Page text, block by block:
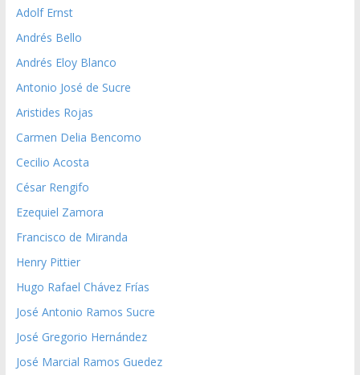
Adolf Ernst
Andrés Bello
Andrés Eloy Blanco
Antonio José de Sucre
Aristides Rojas
Carmen Delia Bencomo
Cecilio Acosta
César Rengifo
Ezequiel Zamora
Francisco de Miranda
Henry Pittier
Hugo Rafael Chávez Frías
José Antonio Ramos Sucre
José Gregorio Hernández
José Marcial Ramos Guedez